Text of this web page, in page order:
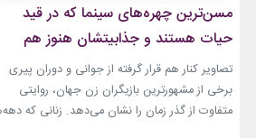
مسن‌ترین چهره‌های سینما که در قید
حیات هستند و جذابیتشان هنوز هم
باقیست!
تصاویر کنار هم قرار گرفته از جوانی و دوران پیری
برخی از مشهورترین بازیگران زن جهان، روایتی
متفاوت از گذر زمان را نشان می‌دهد. زنانی که